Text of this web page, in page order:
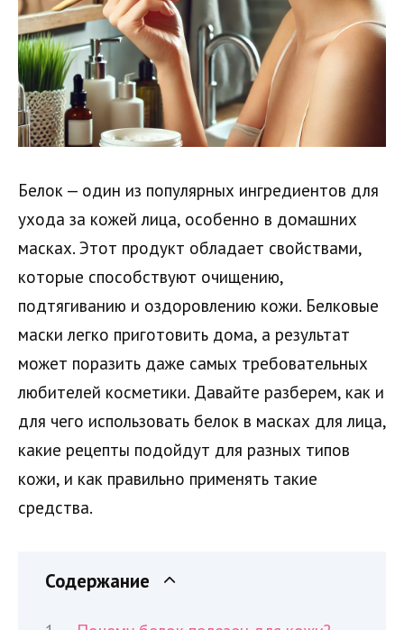
Белок — один из популярных ингредиентов для
ухода за кожей лица, особенно в домашних
масках. Этот продукт обладает свойствами,
которые способствуют очищению,
подтягиванию и оздоровлению кожи. Белковые
маски легко приготовить дома, а результат
может поразить даже самых требовательных
любителей косметики. Давайте разберем, как и
для чего использовать белок в масках для лица,
какие рецепты подойдут для разных типов
кожи, и как правильно применять такие
средства.
Содержание